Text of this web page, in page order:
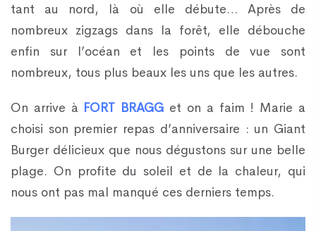
tant au nord, là où elle débute… Après de
nombreux zigzags dans la forêt, elle débouche
enfin sur l’océan et les points de vue sont
nombreux, tous plus beaux les uns que les autres.
On arrive à FORT BRAGG et on a faim ! Marie a
choisi son premier repas d’anniversaire : un Giant
Burger délicieux que nous dégustons sur une belle
plage. On profite du soleil et de la chaleur, qui
nous ont pas mal manqué ces derniers temps.